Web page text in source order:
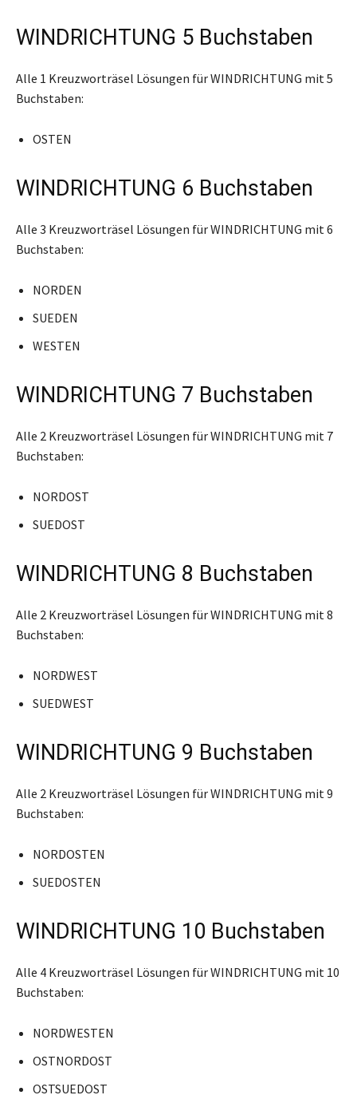
WINDRICHTUNG 5 Buchstaben
Alle 1 Kreuzworträsel Lösungen für WINDRICHTUNG mit 5
Buchstaben:
OSTEN
WINDRICHTUNG 6 Buchstaben
Alle 3 Kreuzworträsel Lösungen für WINDRICHTUNG mit 6
Buchstaben:
NORDEN
SUEDEN
WESTEN
WINDRICHTUNG 7 Buchstaben
Alle 2 Kreuzworträsel Lösungen für WINDRICHTUNG mit 7
Buchstaben:
NORDOST
SUEDOST
WINDRICHTUNG 8 Buchstaben
Alle 2 Kreuzworträsel Lösungen für WINDRICHTUNG mit 8
Buchstaben:
NORDWEST
SUEDWEST
WINDRICHTUNG 9 Buchstaben
Alle 2 Kreuzworträsel Lösungen für WINDRICHTUNG mit 9
Buchstaben:
NORDOSTEN
SUEDOSTEN
WINDRICHTUNG 10 Buchstaben
Alle 4 Kreuzworträsel Lösungen für WINDRICHTUNG mit 10
Buchstaben:
NORDWESTEN
OSTNORDOST
OSTSUEDOST